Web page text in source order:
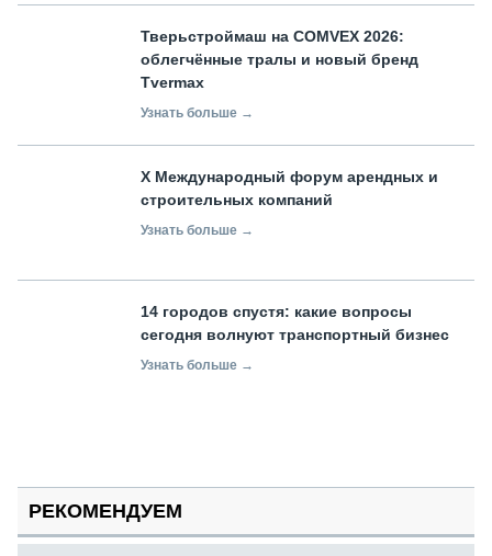
Тверьстроймаш на COMVEX 2026:
облегчённые тралы и новый бренд
Tvermax
Узнать больше →
X Международный форум арендных и
строительных компаний
Узнать больше →
14 городов спустя: какие вопросы
сегодня волнуют транспортный бизнес
Узнать больше →
РЕКОМЕНДУЕМ